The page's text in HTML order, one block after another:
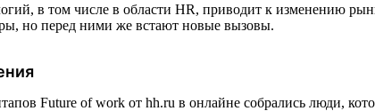
в том числе в области HR, приводит к изменению
но перед ними же встают новые вызовы.
Future of work от hh.ru в онлайне собрались люди,